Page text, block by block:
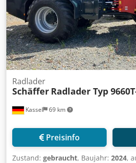
Kassel 69 km
Radlader
Schäffer Radlader Typ
Preisinfo
Zustand: gebraucht, Baujahr: 2024,